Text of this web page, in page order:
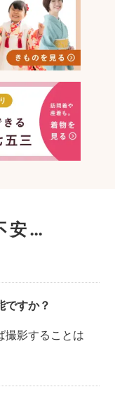
安…
ですか？
撮影することは
学に撮影可否
。